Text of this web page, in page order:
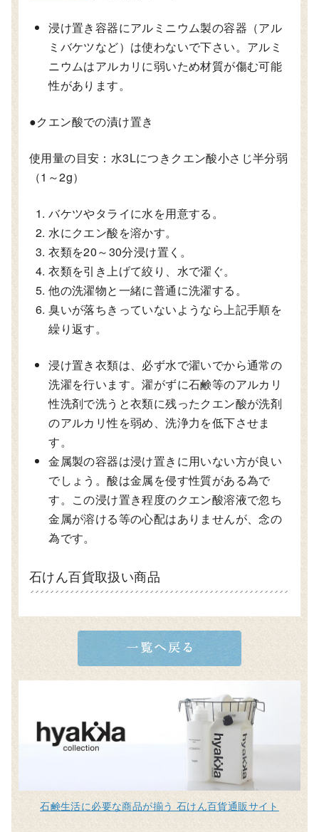
浸け置き容器にアルミニウム製の容器（アル
ミバケツなど）は使わないで下さい。アルミ
ニウムはアルカリに弱いため材質が傷む可能
性があります。
●クエン酸での漬け置き
使用量の目安：水3Lにつきクエン酸小さじ半分弱
（1～2g）
バケツやタライに水を用意する。
水にクエン酸を溶かす。
衣類を20～30分浸け置く。
衣類を引き上げて絞り、水で濯ぐ。
他の洗濯物と一緒に普通に洗濯する。
臭いが落ちきっていないようなら上記手順を
繰り返す。
浸け置き衣類は、必ず水で濯いでから通常の
洗濯を行います。濯がずに石鹸等のアルカリ
性洗剤で洗うと衣類に残ったクエン酸が洗剤
のアルカリ性を弱め、洗浄力を低下させま
す。
金属製の容器は浸け置きに用いない方が良い
でしょう。酸は金属を侵す性質がある為で
す。この浸け置き程度のクエン酸溶液で忽ち
金属が溶ける等の心配はありませんが、念の
為です。
石けん百貨取扱い商品
石鹸生活に必要な商品が揃う 石けん百貨通販サイト